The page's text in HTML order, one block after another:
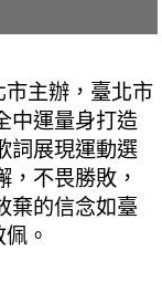
主辦，臺北市
中運量身打造
詞展現運動選
不畏勝敗，
棄的信念如臺
。